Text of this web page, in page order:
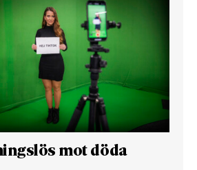
mot döda